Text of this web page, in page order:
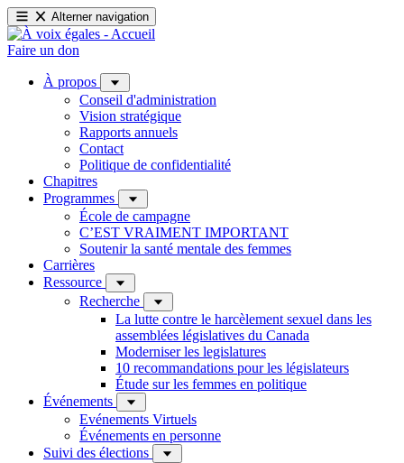
Alterner navigation
Faire un don
À propos
Conseil d'administration
Vision stratégique
Rapports annuels
Contact
Politique de confidentialité
Chapitres
Programmes
École de campagne
C’EST VRAIMENT IMPORTANT
Soutenir la santé mentale des femmes
Carrières
Ressource
Recherche
La lutte contre le harcèlement sexuel dans les
assemblées législatives du Canada
Moderniser les legislatures
10 recommandations pour les législateurs
Étude sur les femmes en politique
Événements
Evénements Virtuels
Événements en personne
Suivi des élections